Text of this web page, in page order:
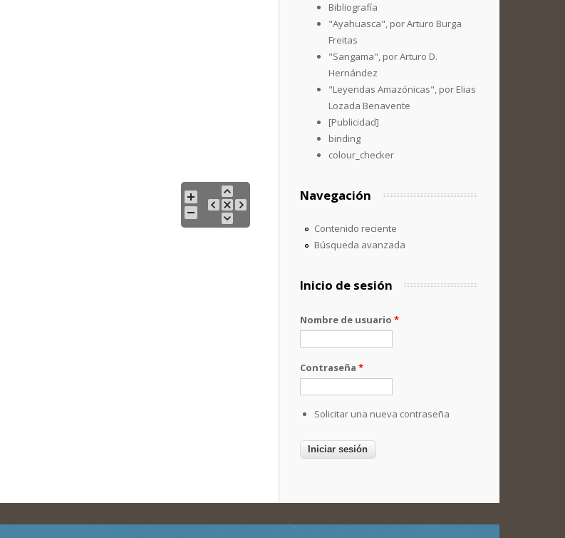
Bibliografía
"Ayahuasca", por Arturo Burga
Freitas
"Sangama", por Arturo D.
Hernández
"Leyendas Amazónicas", por Elias
Lozada Benavente
[Publicidad]
binding
colour_checker
Navegación
Contenido reciente
Búsqueda avanzada
Inicio de sesión
Nombre de usuario *
Contraseña *
Solicitar una nueva contraseña